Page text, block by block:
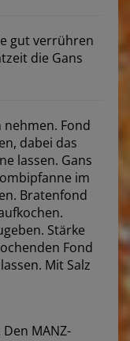
gut verrühren
die Gans
nehmen. Fond
dabei das
lassen. Gans
im
Bratenfond
Stärke
Fond
Mit Salz
MANZ-